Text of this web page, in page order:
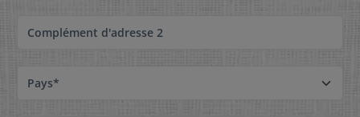
Complément d'adresse 2
Pays*